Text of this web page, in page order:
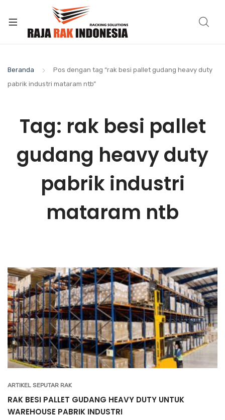
Beranda
Pos dengan tag “rak besi pallet gudang heavy duty
pabrik industri mataram ntb”
Tag: rak besi pallet
gudang heavy duty
pabrik industri
mataram ntb
ARTIKEL SEPUTAR RAK
RAK BESI PALLET GUDANG HEAVY DUTY UNTUK
WAREHOUSE PABRIK INDUSTRI